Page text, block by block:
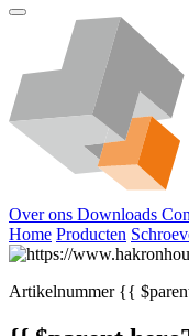
Over ons Downloads
Home Producten
Artikelnummer{{